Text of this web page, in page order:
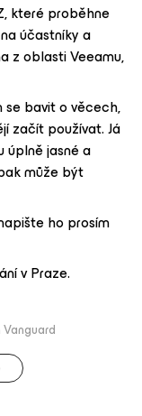
které proběhne
účastníky a
z oblasti Veeamu,
se bavit o věcech,
začít používat. Já
úplně jasné a
může být
ho prosím
v Praze.